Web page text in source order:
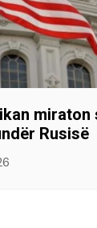
miraton
Rusisë